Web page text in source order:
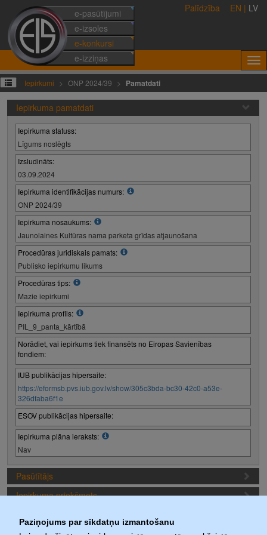
Paziņojums par sīkdatņu izmantošanu
e-pasūtījumi
e-izsoles
e-konkursi
e-izziņas
Palīdzība EN | LV
Iepirkumi ONP 2024/39 Pamatdati
Iepirkuma pamatdati
Iepirkuma statuss:
Līgums noslēgts
Izsludināts:
03.09.2024
Iepirkuma identifikācijas numurs:
ONP 2024/39
Iepirkuma nosaukums:
Jaunolaines Kultūras nama parketa grīdas atjaunošana
Procedūras juridiskais pamats:
Publisko iepirkumu likums
Procedūras tips:
Mazie iepirkumi
Iepirkuma profils:
PIL_9_panta_kārtībā
Norādiet, vai iepirkums tiek finansēts no Eiropas Savienības
fondiem:
IUB publikācijas hipersaite:
https://eformsb.pvs.iub.gov.lv/show/305c3bda-bc30-42c0-a53e-
326dfaba6f1e
ESOV publikācijas hipersaite:
Iepirkuma plāna ieraksts:
Nav
Pasūtītājs
Iepirkuma priekšmets